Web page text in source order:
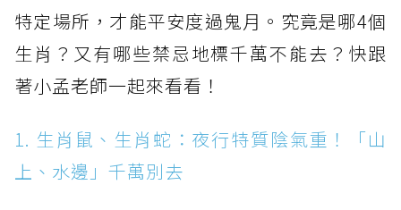
特定場所，才能平安度過鬼月。究竟是哪4個
生肖？又有哪些禁忌地標千萬不能去？快跟
著小孟老師一起來看看！
1. 生肖鼠、生肖蛇：夜行特質陰氣重！「山
上、水邊」千萬別去